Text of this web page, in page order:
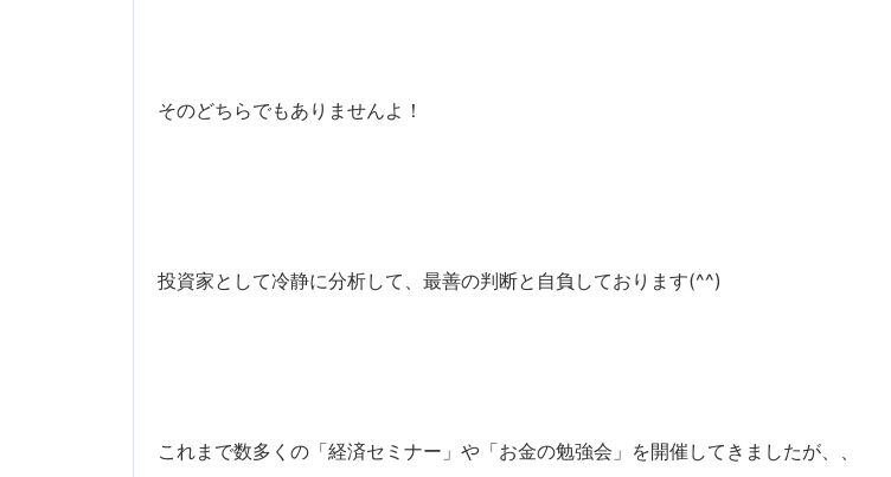
そのどちらでもありませんよ！
投資家として冷静に分析して、最善の判断と自負しております(^^)
これまで数多くの「経済セミナー」や「お金の勉強会」を開催してきましたが、、